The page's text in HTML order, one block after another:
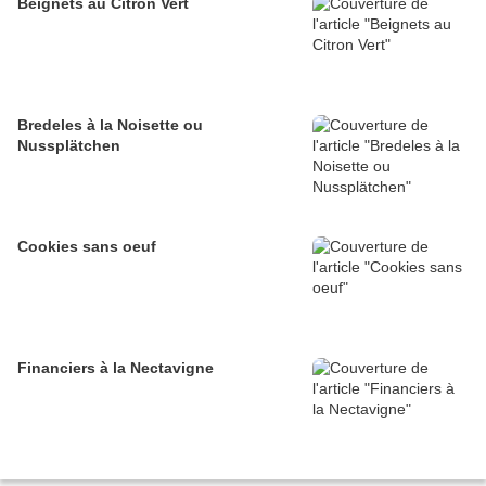
Bredeles à la Noisette ou
Nussplätchen
Cookies sans oeuf
Financiers à la Nectavigne